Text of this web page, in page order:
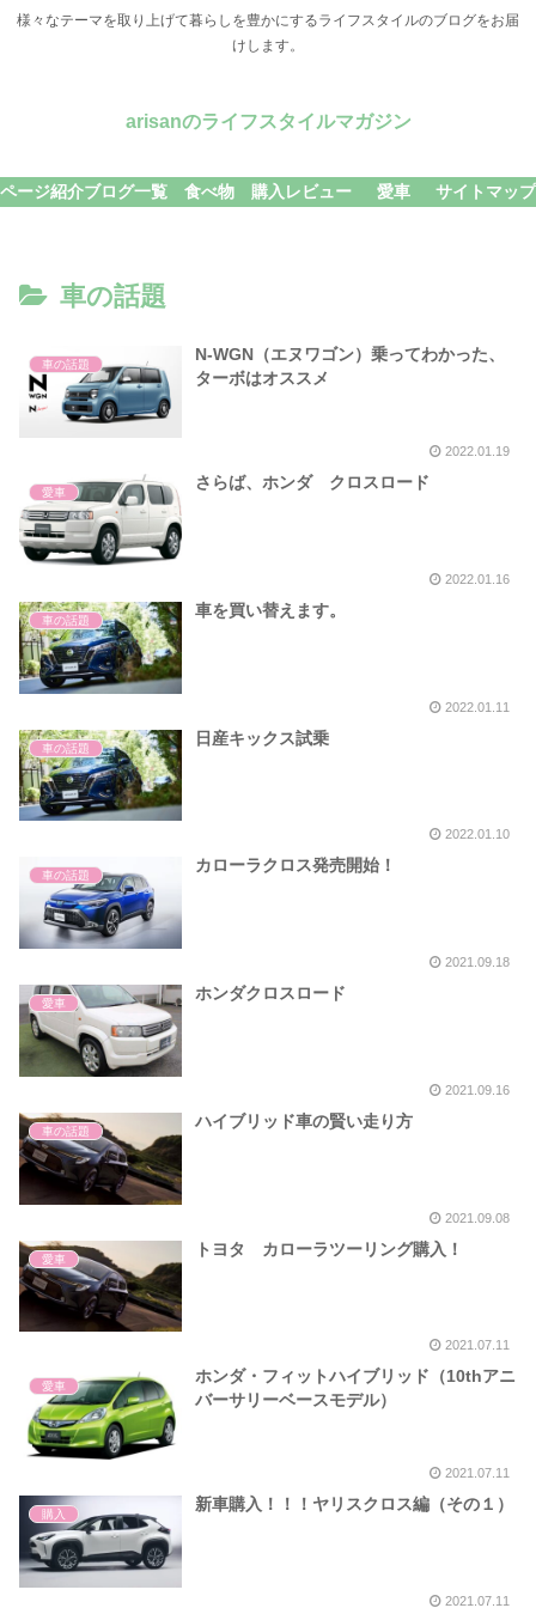
様々なテーマを取り上げて暮らしを豊かにするライフスタイルのブログをお届
けします。
arisanのライフスタイルマガジン
ページ紹介ブログ一覧 食べ物 購入レビュー 愛車 サイトマップ
車の話題
車の話題
N-WGN（エヌワゴン）乗ってわかった、
ターボはオススメ
2022.01.19
愛車
さらば、ホンダ クロスロード
2022.01.16
車の話題
車を買い替えます。
2022.01.11
車の話題
日産キックス試乗
2022.01.10
車の話題
カローラクロス発売開始！
2021.09.18
愛車
ホンダクロスロード
2021.09.16
車の話題
ハイブリッド車の賢い走り方
2021.09.08
愛車
トヨタ カローラツーリング購入！
2021.07.11
愛車
ホンダ・フィットハイブリッド（10thアニ
バーサリーベースモデル）
2021.07.11
購入
新車購入！！！ヤリスクロス編（その１）
2021.07.11